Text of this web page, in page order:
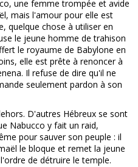
une femme trompée et avide
mais l'amour pour elle est
quelque chose à utiliser en
le jeune homme de trahison
le royaume de Babylone en
elle est prête à renoncer à
Il refuse de dire qu'il ne
seulement pardon à son
D'autres Hébreux se sont
Nabucco y fait un raid,
pour sauver son peuple : il
le bloque et remet la jeune
de détruire le temple.